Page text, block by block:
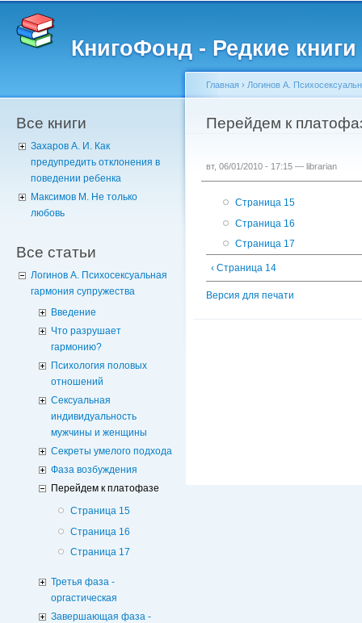
КнигоФонд - Редкие
Все книги
Захаров А. И. Как
предупредить отклонения в
поведении ребенка
Максимов М. Не только
любовь
Все статьи
Логинов А. Психосексуальная
гармония супружества
Введение
Что разрушает
гармонию?
Психология половых
отношений
Сексуальная
индивидуальность
мужчины и женщины
Секреты умелого подхода
Фаза возбуждения
Перейдем к платофазе
Страница 15
Страница 16
Страница 17
Третья фаза -
оргастическая
Завершающая фаза -
Вы здесь
Главная › Логинов А.
Перейдем к
вт, 06/01/2010 - 17:15 — librarian
Страница 15
Страница 16
Страница 17
‹ Страница 14
Версия для печати